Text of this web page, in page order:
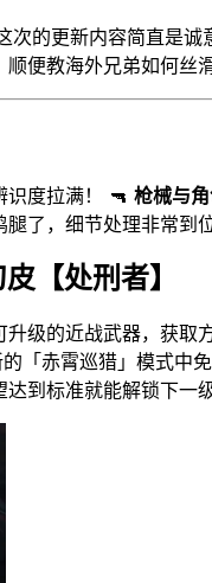
的更新内容简直是
便教海外兄弟如何丝
识度拉满！ 🔫 枪械与
了，细节处理非常到位
【处刑者】
升级的近战武器，获取
的「赤霄巡猎」模式中
到标准就能解锁下一